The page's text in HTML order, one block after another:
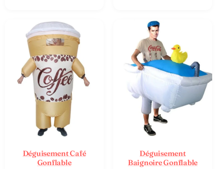
Déguisement Café
Gonflable
Déguisement
Baignoire Gonflable